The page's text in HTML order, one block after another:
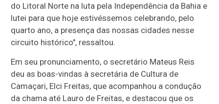
do Litoral Norte na luta pela Independência da Bahia e
lutei para que hoje estivéssemos celebrando, pelo
quarto ano, a presença das nossas cidades nesse
circuito histórico", ressaltou.
Em seu pronunciamento, o secretário Mateus Reis
deu as boas-vindas à secretária de Cultura de
Camaçari, Elci Freitas, que acompanhou a condução
da chama até Lauro de Freitas, e destacou que os